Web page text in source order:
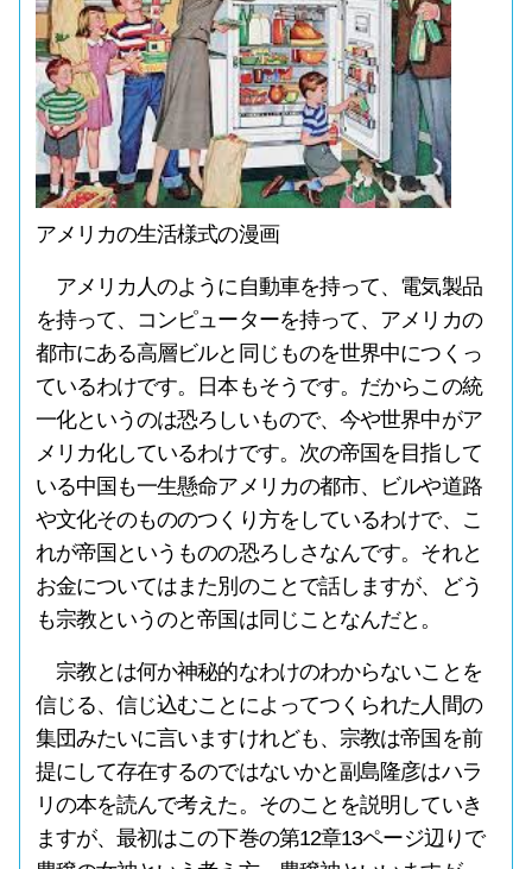
アメリカの生活様式の漫画
アメリカ人のように自動車を持って、電気製品
を持って、コンピューターを持って、アメリカの
都市にある高層ビルと同じものを世界中につくっ
ているわけです。日本もそうです。だからこの統
一化というのは恐ろしいもので、今や世界中がア
メリカ化しているわけです。次の帝国を目指して
いる中国も一生懸命アメリカの都市、ビルや道路
や文化そのもののつくり方をしているわけで、こ
れが帝国というものの恐ろしさなんです。それと
お金についてはまた別のことで話しますが、どう
も宗教というのと帝国は同じことなんだと。
宗教とは何か神秘的なわけのわからないことを
信じる、信じ込むことによってつくられた人間の
集団みたいに言いますけれども、宗教は帝国を前
提にして存在するのではないかと副島隆彦はハラ
リの本を読んで考えた。そのことを説明していき
ますが、最初はこの下巻の第12章13ページ辺りで